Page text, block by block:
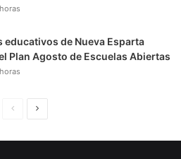
educativos de Nueva Esparta
Plan Agosto de Escuelas Abiertas